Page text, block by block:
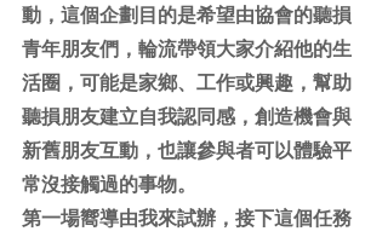
動，這個企劃目的是希望由協會的聽損
青年朋友們，輪流帶領大家介紹他的生
活圈，可能是家鄉、工作或興趣，幫助
聽損朋友建立自我認同感，創造機會與
新舊朋友互動，也讓參與者可以體驗平
常沒接觸過的事物。
第一場嚮導由我來試辦，接下這個任務